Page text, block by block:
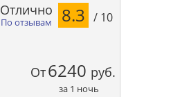
По отзывам
Отлично 8.3 / 10
От6240 руб.
за 1 ночь